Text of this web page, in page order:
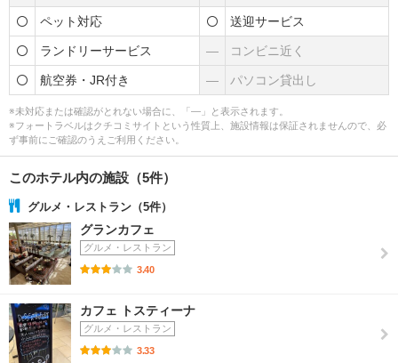
ペット対応 送迎サービス
ランドリーサービス ― コンビニ近く
航空券・JR付き ― パソコン貸出し
※未対応または確認がとれない場合に、「―」と表示されます。
※フォートラベルはクチコミサイトという性質上、施設情報は保証されませんので、必
ず事前にご確認のうえご利用ください。
このホテル内の施設（5件）
グルメ・レストラン（5件）
グランカフェ
グルメ・レストラン
3.40
カフェ トスティーナ
グルメ・レストラン
3.33